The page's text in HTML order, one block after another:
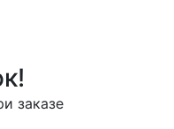
заказе